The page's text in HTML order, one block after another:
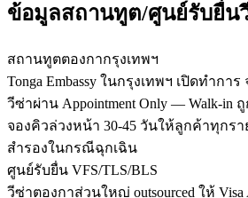
ข้อมูลสถานทูต/ศูนย์รับยื่น
สถานทูตตองกากรุงเทพฯ
Tonga Embassy ในกรุงเทพฯ เปิดทำการ
วีซ่าผ่าน Appointment Only — Walk-in
จองคิวล่วงหน้า 30-45 วันให้ลูกค้าทุกรา
สำรองในกรณีฉุกเฉิน
ศูนย์รับยื่น VFS/TLS/BLS
วีซ่าตองกาส่วนใหญ่ outsourced ให้ Visa